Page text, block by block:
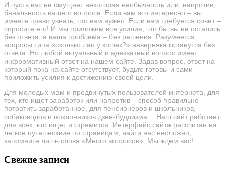
И пусть вас не смущает некоторая необычность или, напротив,
банальность вашего вопроса. Если вам это интересно – вы
имеете право узнать, что вам нужно. Если вам требуется совет –
спросите его! И мы приложим все усилия, что бы вы не остались
без ответа, а ваша проблема – без решения. Разумеется,
вопросы типа «сколько лап у кошек?» наверняка останутся без
ответа. Но любой актуальный и адекватный вопрос имеет
информативный ответ на нашем сайте. Задав вопрос, ответ на
который пока на сайте отсутствует, будьте готовы и сами
приложить усилия к достижению своей цели.
Для молодых мам и продвинутых пользователей интернета, для
тех, кто ищет заработок или напротив – способ правильно
потратить заработанное, для пенсионеров и школьников,
собаководов и поклонников дзен-буддизма… Наш сайт работает
для всех, кто ищет и стремится. Интерфейс сайта рассчитан на
легкое путешествие по страницам, найти нас несложно,
запомните лишь слова «Много вопросов». Мы ждем вас!
Свежие записи